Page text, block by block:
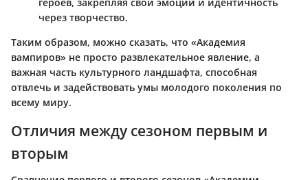
через творчество.
Таким образом, можно сказать, что «Академия
вампиров» не просто развлекательное явление, а
важная часть культурного ландшафта, способная
отвлечь и задействовать умы молодого поколения по
всему миру.
Отличия между сезоном первым и
вторым